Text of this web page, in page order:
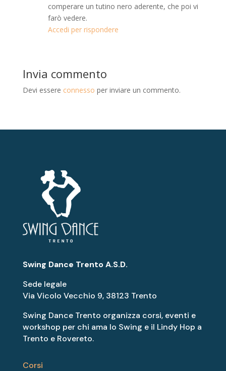
comperare un tutino nero aderente, che poi vi
farò vedere.
Accedi per rispondere
Invia commento
Devi essere connesso per inviare un commento.
Swing Dance Trento A.S.D.
Sede legale
Via Vicolo Vecchio 9, 38123 Trento
Swing Dance Trento organizza corsi, eventi e
workshop per chi ama lo Swing e il Lindy Hop a
Trento e Rovereto.
Corsi